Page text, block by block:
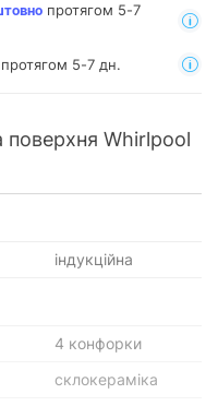
протягом 5-7
протягом 5-7 дн.
Whirlpool
індукційна
4 конфорки
склокераміка